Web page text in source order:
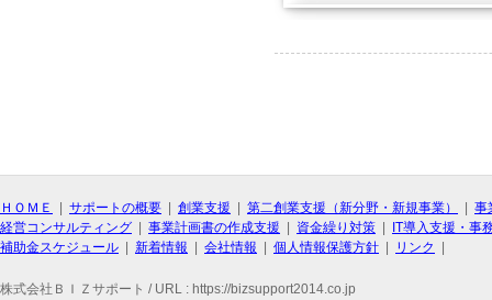
ＨＯＭＥ サポートの概要 創業支援 第二創業支援（新分野・新規事業）
事
経営コンサルティング
事業計画書の作成支援 資金繰り対策
IT導入支援・事
補助金スケジュール
新着情報 会社情報 個人情報保護方針 リンク
株式会社ＢＩＺサポート / URL : https://bizsupport2014.co.jp